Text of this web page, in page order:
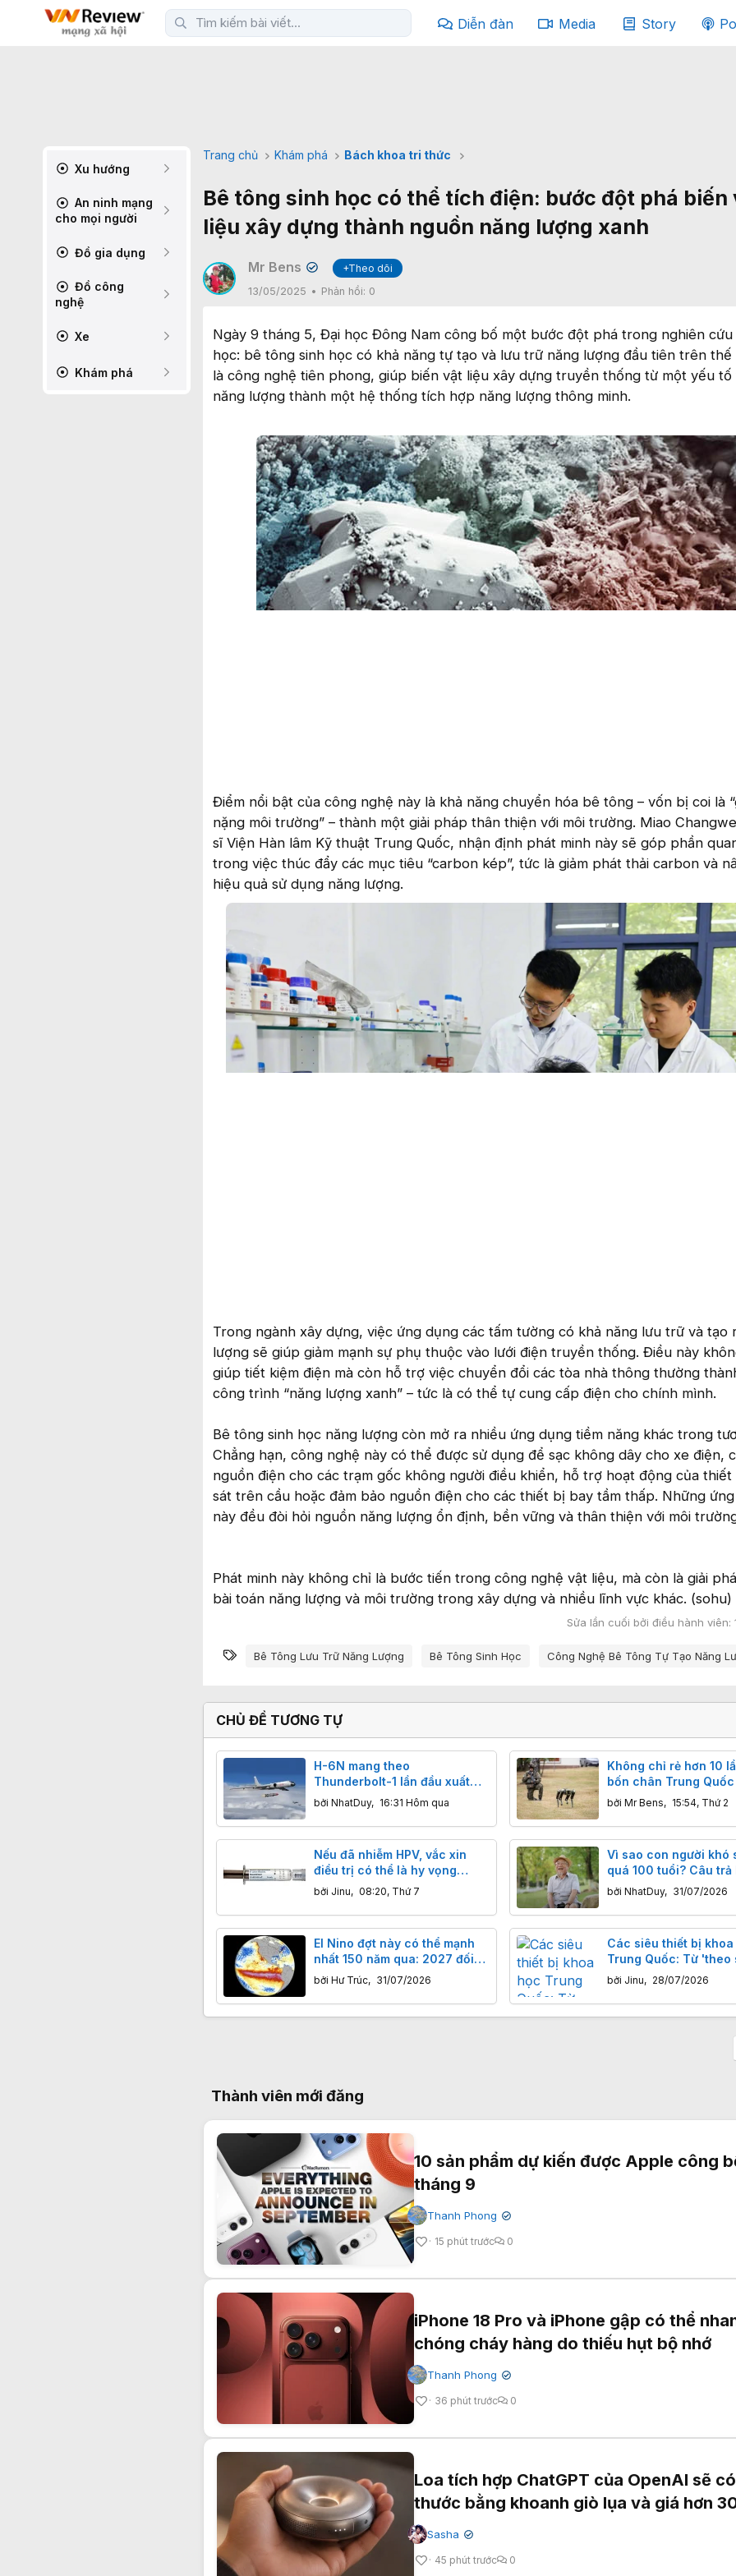
Diễn đàn Media Story
Xu hướng
An ninh mạng
cho mọi người
Đồ gia dụng
Đồ công
nghệ
Xe
Khám phá
Trang chủ Khám phá Bách khoa tri thức
Bê tông sinh học có thể tích điện: bước đột phá biến
liệu xây dựng thành nguồn năng lượng xanh
Mr Bens ✔
+Theo dõi
13/05/2025
Phản hồi: 0
Ngày 9 tháng 5, Đại học Đông Nam công bố một bước đột phá trong nghiên cứu
học: bê tông sinh học có khả năng tự tạo và lưu trữ năng lượng đầu tiên trên thế
là công nghệ tiên phong, giúp biến vật liệu xây dựng truyền thống từ một yếu
năng lượng thành một hệ thống tích hợp năng lượng thông minh.
Điểm nổi bật của công nghệ này là khả năng chuyển hóa bê tông – vốn bị coi là
nặng môi trường” – thành một giải pháp thân thiện với môi trường. Miao
sĩ Viện Hàn lâm Kỹ thuật Trung Quốc, nhận định phát minh này sẽ góp phần
trong việc thúc đẩy các mục tiêu “carbon kép”, tức là giảm phát thải carbon và
hiệu quả sử dụng năng lượng.
Trong ngành xây dựng, việc ứng dụng các tấm tường có khả năng lưu trữ và tạo
lượng sẽ giúp giảm mạnh sự phụ thuộc vào lưới điện truyền thống. Điều này
giúp tiết kiệm điện mà còn hỗ trợ việc chuyển đổi các tòa nhà thông thường
công trình “năng lượng xanh” – tức là có thể tự cung cấp điện cho chính mình.
Bê tông sinh học năng lượng còn mở ra nhiều ứng dụng tiềm năng khác trong
Chẳng hạn, công nghệ này có thể được sử dụng để sạc không dây cho xe điện,
nguồn điện cho các trạm gốc không người điều khiển, hỗ trợ hoạt động của thiết
sát trên cầu hoặc đảm bảo nguồn điện cho các thiết bị bay tầm thấp. Những
này đều đòi hỏi nguồn năng lượng ổn định, bền vững và thân thiện với môi
Phát minh này không chỉ là bước tiến trong công nghệ vật liệu, mà còn là giải
bài toán năng lượng và môi trường trong xây dựng và nhiều lĩnh vực khác. (sohu)
Sửa lần cuối bởi điều hành viên:
Từ khóa
Bê Tông Lưu Trữ Năng Lượng Bê Tông Sinh Học Công Nghệ Bê Tông Tự Tạo Năng
CHỦ ĐỀ TƯƠNG TỰ
H-6N mang theo
Thunderbolt-1 lần đầu xuất
hiện: Trung Quốc đang gửi
thông điệp gì tới các nhóm
tàu sân bay?
bởi NhatDuy, 16:31 Hôm qua
Không chỉ rẻ hơn 10
bốn chân Trung
khiến chuỗi cung ứng
Tây rơi vào thế khó
nào?
bởi Mr Bens, 15:54, Thứ 2
Nếu đã nhiễm HPV, vắc xin
điều trị có thể là hy vọng
trong tương lai?
bởi Jinu, 08:20, Thứ 7
Vì sao con người khó
quá 100 tuổi? Câu trả
thể bắt nguồn từ 200
năm trước
bởi NhatDuy, 31/07/2026
El Nino đợt này có thể mạnh
nhất 150 năm qua: 2027 đối
mặt nguy cơ thành năm nóng
bởi Hư Trúc, 31/07/2026
Các siêu thiết bị khoa
Trung Quốc: Từ 'theo
đến 'dẫn đầu' công
bởi Jinu, 28/07/2026
Thành viên mới đăng
10 sản phẩm dự kiến được Apple công
tháng 9
Thanh Phong ✔
15 phút trước 0
iPhone 18 Pro và iPhone gập có thể
chóng cháy hàng do thiếu hụt bộ nhớ
Thanh Phong ✔
36 phút trước 0
Loa tích hợp ChatGPT của OpenAI sẽ
thước bằng khoanh giò lụa và giá hơn
Sasha ✔
45 phút trước 0